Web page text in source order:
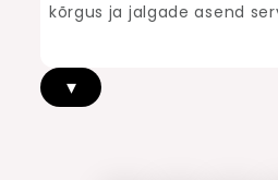
kõrgus ja jalgade asend
▾